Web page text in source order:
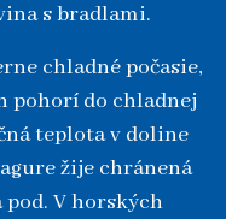
s bradlami.
chladné počasie,
pohorí do chladnej
teplota v doline
žije chránená
V horských